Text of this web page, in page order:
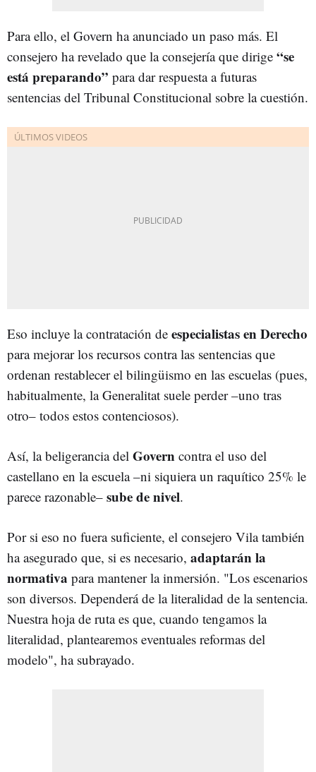
Para ello, el Govern ha anunciado un paso más. El
consejero ha revelado que la consejería que dirige “se
está preparando” para dar respuesta a futuras
sentencias del Tribunal Constitucional sobre la cuestión.
Eso incluye la contratación de especialistas en Derecho
para mejorar los recursos contra las sentencias que
ordenan restablecer el bilingüismo en las escuelas (pues,
habitualmente, la Generalitat suele perder –uno tras
otro– todos estos contenciosos).
Así, la beligerancia del Govern contra el uso del
castellano en la escuela –ni siquiera un raquítico 25% le
parece razonable– sube de nivel.
Por si eso no fuera suficiente, el consejero Vila también
ha asegurado que, si es necesario, adaptarán la
normativa para mantener la inmersión. "Los escenarios
son diversos. Dependerá de la literalidad de la sentencia.
Nuestra hoja de ruta es que, cuando tengamos la
literalidad, plantearemos eventuales reformas del
modelo", ha subrayado.